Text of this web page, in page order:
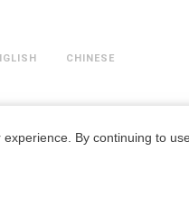
By continuing to